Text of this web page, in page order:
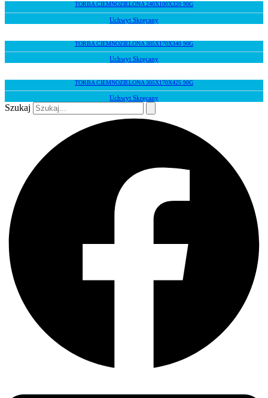
TORBA CIEMNOZIELONA 240X100X320 90G
Uchwyt Skręcany
TORBA CIEMNOZIELONA 305X170X340 90G
Uchwyt Skręcany
TORBA CIEMNOZIELONA 305X170X425 90G
Uchwyt Skręcany
Szukaj